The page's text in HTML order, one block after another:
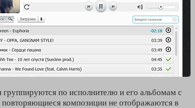
по исполнителю и его альбомам с
композиции не отображаются в